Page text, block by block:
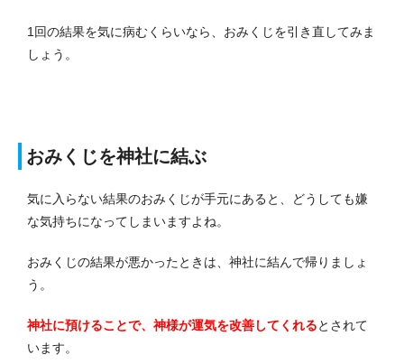
1回の結果を気に病むくらいなら、おみくじを引き直してみま
しょう。
おみくじを神社に結ぶ
気に入らない結果のおみくじが手元にあると、どうしても嫌
な気持ちになってしまいますよね。
おみくじの結果が悪かったときは、神社に結んで帰りましょ
う。
神社に預けることで、神様が運気を改善してくれるとされて
います。